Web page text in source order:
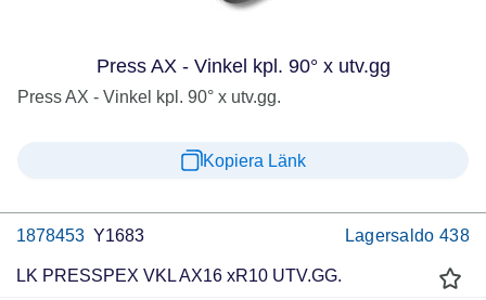
Press AX - Vinkel kpl. 90° x utv.gg
Press AX - Vinkel kpl. 90° x utv.gg.
Kopiera Länk
1878453 Y1683 Lagersaldo 438
LK PRESSPEX VKL AX16 xR10 UTV.GG.